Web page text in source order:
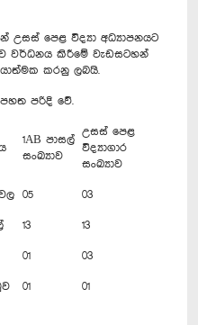
උසස් පෙළ විද්‍යා අධ්‍යාපනයට
වර්ධනය කිරීමේ වැඩසටහන්
කරනු ලබයි.
පරිදි වේ.
1AB පාසල්
සංඛ්‍යාව
උසස් පෙළ
විද්‍යාගාර
සංඛ්‍යාව
05 03
13 13
01 03
01 01